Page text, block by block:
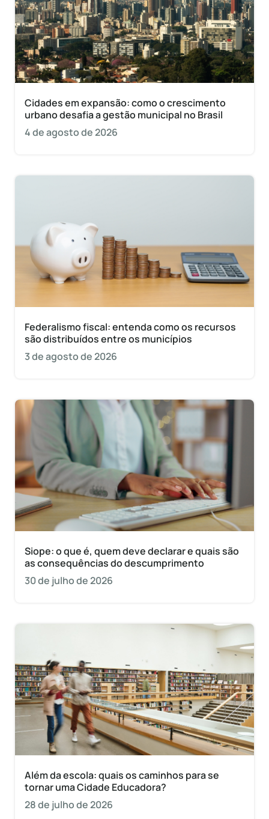
Cidades em expansão: como o crescimento
urbano desafia a gestão municipal no Brasil
4 de agosto de 2026
Federalismo fiscal: entenda como os recursos
são distribuídos entre os municípios
3 de agosto de 2026
Siope: o que é, quem deve declarar e quais são
as consequências do descumprimento
30 de julho de 2026
Além da escola: quais os caminhos para se
tornar uma Cidade Educadora?
28 de julho de 2026